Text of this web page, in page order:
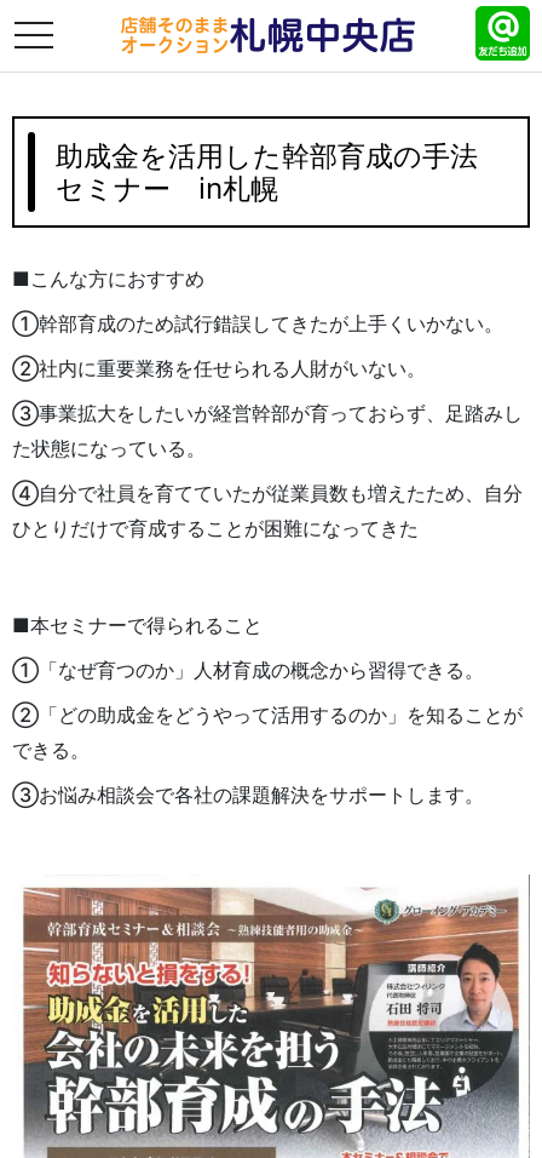
toggle
助成金を活用した幹部育成の手法
セミナー in札幌
■こんな方におすすめ
①幹部育成のため試行錯誤してきたが上手くいかない。
②社内に重要業務を任せられる人財がいない。
③事業拡大をしたいが経営幹部が育っておらず、足踏みし
た状態になっている。
④自分で社員を育てていたが従業員数も増えたため、自分
ひとりだけで育成することが困難になってきた
■本セミナーで得られること
①「なぜ育つのか」人材育成の概念から習得できる。
②「どの助成金をどうやって活用するのか」を知ることが
できる。
③お悩み相談会で各社の課題解決をサポートします。